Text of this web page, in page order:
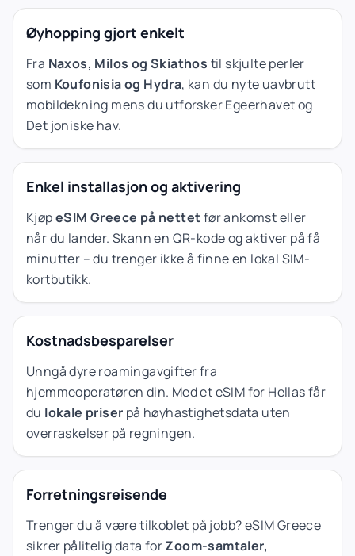
Øyhopping gjort enkelt
Fra Naxos, Milos og Skiathos til skjulte perler
som Koufonisia og Hydra, kan du nyte uavbrutt
mobildekning mens du utforsker Egeerhavet og
Det joniske hav.
Enkel installasjon og aktivering
KjøpeSIM Greece på nettetfør ankomst eller
når du lander. Skann en QR-kode og aktiver på få
minutter – du trenger ikke å finne en lokal SIM-
kortbutikk.
Kostnadsbesparelser
Unngå dyre roamingavgifter fra
hjemmeoperatøren din. Med et eSIM for Hellas får
du lokale priser på høyhastighetsdata uten
overraskelser på regningen.
Forretningsreisende
Trenger du å være tilkoblet på jobb? eSIM Greece
sikrer pålitelig data forZoom-samtaler,